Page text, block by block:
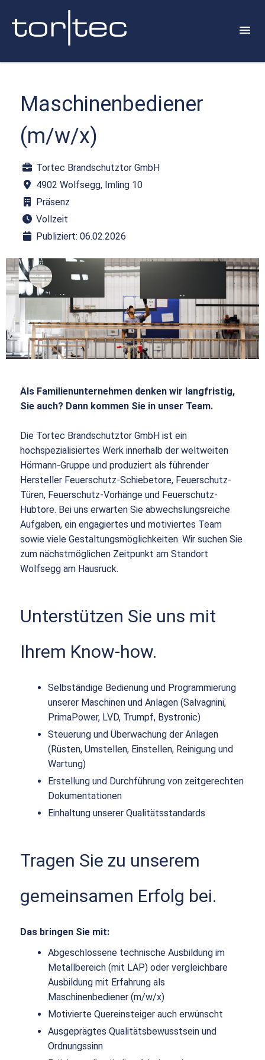
Maschinenbediener
(m/w/x)
Tortec Brandschutztor GmbH
4902 Wolfsegg, Imling 10
Präsenz
Vollzeit
Publiziert: 06.02.2026
Als Familienunternehmen denken wir langfristig,
Sie auch? Dann kommen Sie in unser Team.
Die Tortec Brandschutztor GmbH ist ein
hochspezialisiertes Werk innerhalb der weltweiten
Hörmann-Gruppe und produziert als führender
Hersteller Feuerschutz-Schiebetore, Feuerschutz-
Türen, Feuerschutz-Vorhänge und Feuerschutz-
Hubtore. Bei uns erwarten Sie abwechslungsreiche
Aufgaben, ein engagiertes und motiviertes Team
sowie viele Gestaltungsmöglichkeiten. Wir suchen Sie
zum nächstmöglichen Zeitpunkt am Standort
Wolfsegg am Hausruck.
Unterstützen Sie uns mit
Ihrem Know-how.
Selbständige Bedienung und Programmierung
unserer Maschinen und Anlagen (Salvagnini,
PrimaPower, LVD, Trumpf, Bystronic)
Steuerung und Überwachung der Anlagen
(Rüsten, Umstellen, Einstellen, Reinigung und
Wartung)
Erstellung und Durchführung von zeitgerechten
Dokumentationen
Einhaltung unserer Qualitätsstandards
Tragen Sie zu unserem
gemeinsamen Erfolg bei.
Das bringen Sie mit:
Abgeschlossene technische Ausbildung im
Metallbereich (mit LAP) oder vergleichbare
Ausbildung mit Erfahrung als
Maschinenbediener (m/w/x)
Motivierte Quereinsteiger auch erwünscht
Ausgeprägtes Qualitätsbewusstsein und
Ordnungssinn